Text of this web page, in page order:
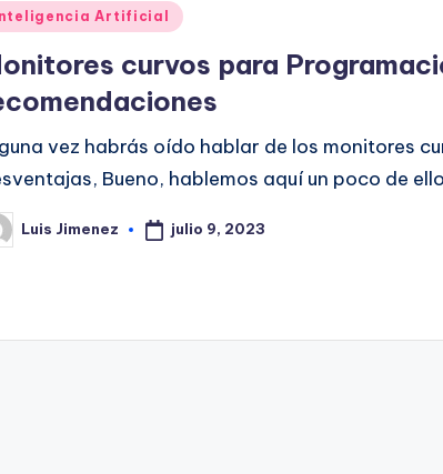
Artificial
curvos para
vez habrás oído hablar de los monitores
Bueno, hablemos aquí un poco de
Luis Jimenez julio 9, 2023